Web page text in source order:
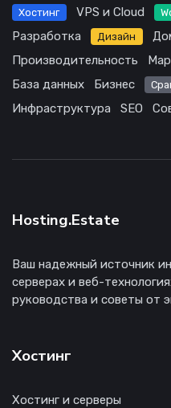
Хостинг VPS и Cloud
Разработка
Дизайн
Производительность
База данных
Бизнес
Инфраструктура
SEO
Hosting.Estate
Ваш надежный источник
серверах и веб-
руководства и советы от
Хостинг
Хостинг и серверы